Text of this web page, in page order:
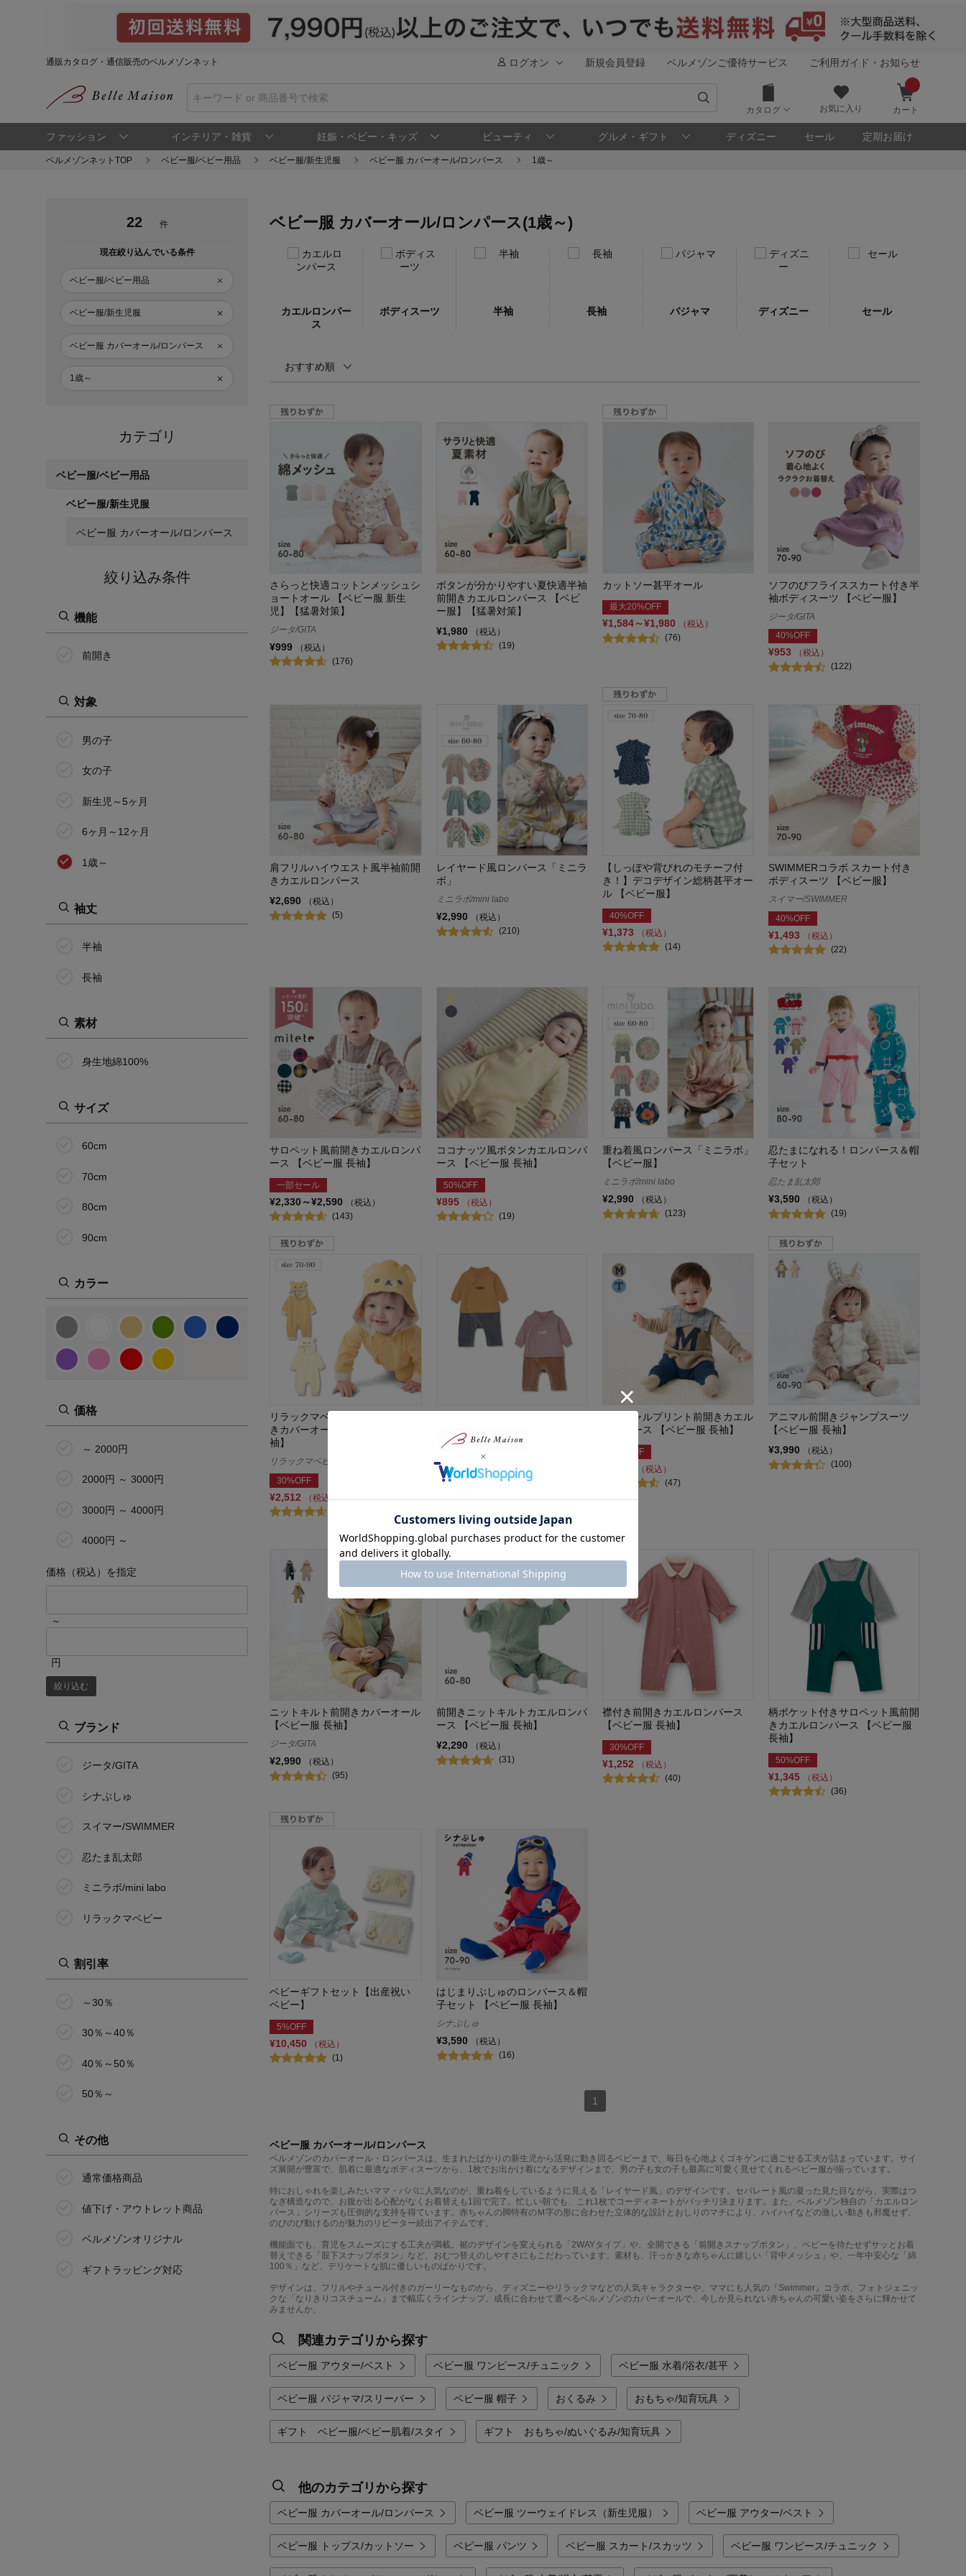
通販カタログ・通信販売のベルメゾンネット ログオン 新規会員登録 ベルメゾンご優待サービス ご利用ガイド・お知らせ
カタログ お気に入り カート
ファッション インテリア・雑貨 妊娠・ベビー・キッズ ビューティ グルメ・ギフト ディズニー セール 定期お届け
ベルメゾンネットTOP ベビー服/ベビー用品 ベビー服/新生児服 ベビー服 カバーオール/ロンパース 1歳～
22 件
現在絞り込んでいる条件
ベビー服/ベビー用品
ベビー服/新生児服
ベビー服 カバーオール/ロンパース
1歳～
カテゴリ
ベビー服/ベビー用品
ベビー服/新生児服
ベビー服 カバーオール/ロンパース
絞り込み条件
機能
前開き
対象
男の子
女の子
新生児～5ヶ月
6ヶ月～12ヶ月
1歳～
袖丈
半袖
長袖
素材
身生地綿100%
サイズ
60cm
70cm
80cm
90cm
カラー
価格
～ 2000円
2000円 ～ 3000円
3000円 ～ 4000円
4000円 ～
価格（税込）を指定
～
円
絞り込む
ブランド
ジータ/GITA
シナぷしゅ
スイマー/SWIMMER
忍たま乱太郎
ミニラボ/mini labo
リラックマベビー
割引率
～30％
30％～40％
40％～50％
50％～
その他
通常価格商品
値下げ・アウトレット商品
ベルメゾンオリジナル
ギフトラッピング対応
ベビー服 カバーオール/ロンパース(1歳～)
カエルロンパー
ス
ボディスーツ 半袖 長袖 パジャマ ディズニー セール
おすすめ順
さらっと快適コットンメッシュシ
ョートオール 【ベビー服 新生
児】【猛暑対策】
ジータ/GITA
¥999
（税込）
(176)
ボタンが分かりやすい夏快適半袖
前開きカエルロンパース 【ベビ
ー服】【猛暑対策】
¥1,980
（税込）
(19)
カットソー甚平オール
最大20%OFF
¥1,584～¥1,980
（税込）
(76)
ソフのびフライススカート付き半
袖ボディスーツ 【ベビー服】
ジータ/GITA
40%OFF
¥953
（税込）
(122)
肩フリルハイウエスト風半袖前開
きカエルロンパース
¥2,690
（税込）
(5)
レイヤード風ロンパース「ミニラ
ボ」
ミニラボ/mini labo
¥2,990
（税込）
(210)
【しっぽや背びれのモチーフ付
き！】デコデザイン総柄甚平オー
ル 【ベビー服】
40%OFF
¥1,373
（税込）
(14)
SWIMMERコラボ スカート付き
ボディスーツ 【ベビー服】
スイマー/SWIMMER
40%OFF
¥1,493
（税込）
(22)
サロペット風前開きカエルロンパ
ース 【ベビー服 長袖】
一部セール
¥2,330～¥2,590
（税込）
(143)
ココナッツ風ボタンカエルロンパ
ース 【ベビー服 長袖】
50%OFF
¥895
（税込）
(19)
重ね着風ロンパース「ミニラボ」
【ベビー服】
ミニラボ/mini labo
¥2,990
（税込）
(123)
忍たまになれる！ロンパース＆帽
子セット
忍たま乱太郎
¥3,590
（税込）
(19)
リラックマベビーフード付き前開
きカバーオール 【ベビー服 長
袖】
リラックマベビー
30%OFF
¥2,512
（税込）
ロンパース 【ベビー服 長袖 きょ
うだいリンク】
¥2,490
(19)
イニシャルプリント前開きカエル
ロンパース 【ベビー服 長袖】
50%OFF
（税込）
(47)
アニマル前開きジャンプスーツ
【ベビー服 長袖】
¥3,990
（税込）
(100)
ニットキルト前開きカバーオール
【ベビー服 長袖】
ジータ/GITA
¥2,990
（税込）
(95)
前開きニットキルトカエルロンパ
ース 【ベビー服 長袖】
¥2,290
（税込）
(31)
襟付き前開きカエルロンパース
【ベビー服 長袖】
30%OFF
¥1,252
（税込）
(40)
柄ポケット付きサロペット風前開
きカエルロンパース 【ベビー服
長袖】
50%OFF
¥1,345
（税込）
(36)
ベビーギフトセット【出産祝い
ベビー】
5%OFF
¥10,450
（税込）
(1)
はじまりぷしゅのロンパース＆帽
子セット 【ベビー服 長袖】
シナぷしゅ
¥3,590
（税込）
(16)
1
ベビー服 カバーオール/ロンパース
ベルメゾンのカバーオール・ロンパースは、生まれたばかりの新生児から活発に動き回るベビーまで、毎日を心地よくゴキゲンに過ごせる工夫が詰まっています。サイ
ズ展開が豊富で、肌着に最適なボディスーツから、1枚でお出かけ着になるデザインまで、男の子も女の子も最高に可愛く見せてくれるベビー服が揃っています。
特におしゃれを楽しみたいママ・パパに人気なのが、重ね着をしているように見える「レイヤード風」のデザインです。セパレート風の凝った見た目ながら、実際はつ
なぎ構造なので、お腹が出る心配がなくお着替えも1回で完了。忙しい朝でも、これ1枚でコーディネートがバッチリ決まります。また、ベルメゾン独自の「カエルロン
パース」シリーズも圧倒的な支持を得ています。赤ちゃんの脚特有のＭ字の形に合わせた立体的な設計とおしりのマチにより、ハイハイなどの激しい動きも邪魔せず、
のびのび動けるのが魅力のリピーター続出アイテムです。
機能面でも、育児をスムーズにする工夫が満載。裾のデザインを変えられる「2WAYタイプ」や、全開できる「前開きスナップボタン」、ベビーを待たせずサッとお着
替えできる「股下スナップボタン」など、おむつ替えのしやすさにもこだわっています。素材も、汗っかきな赤ちゃんに嬉しい「背中メッシュ」や、一年中安心な「綿
100％」など、デリケートな肌に優しいものばかりです。
デザインは、フリルやチュール付きのガーリーなものから、ディズニーやリラックマなどの人気キャラクターや、ママにも人気の『Swimmer』コラボ、フォトジェニッ
クな「なりきりコスチューム」まで幅広くラインナップ。成長に合わせて選べるベルメゾンのカバーオールで、今しか見られない赤ちゃんの可愛い姿をさらに輝かせて
みませんか。
関連カテゴリから探す
ベビー服 アウター/ベスト ベビー服 ワンピース/チュニック ベビー服 水着/浴衣/甚平
ベビー服 パジャマ/スリーパー ベビー服 帽子 おくるみ おもちゃ/知育玩具
ギフト ベビー服/ベビー肌着/スタイ ギフト おもちゃ/ぬいぐるみ/知育玩具
他のカテゴリから探す
ベビー服 カバーオール/ロンパース ベビー服 ツーウェイドレス（新生児服） ベビー服 アウター/ベスト
ベビー服 トップス/カットソー ベビー服 パンツ ベビー服 スカート/スカッツ ベビー服 ワンピース/チュニック